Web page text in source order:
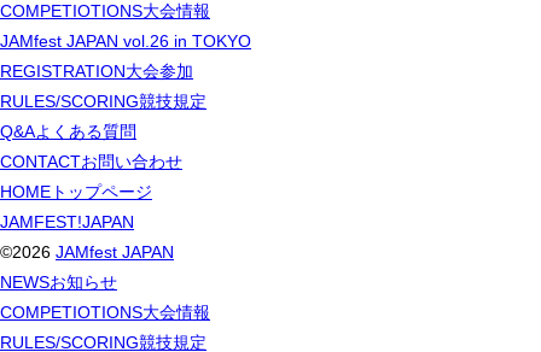
COMPETIOTIONS大会情報
JAMfest JAPAN vol.26 in TOKYO
REGISTRATION大会参加
RULES/SCORING競技規定
Q&Aよくある質問
CONTACTお問い合わせ
HOME トップページ
JAMFEST!JAPAN
©2026 JAMfest JAPAN
NEWSお知らせ
COMPETIOTIONS大会情報
RULES/SCORING競技規定